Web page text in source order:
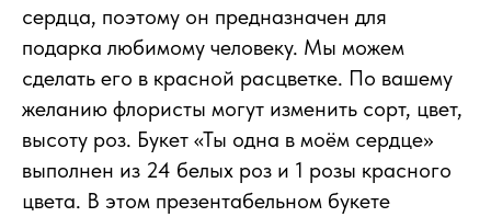
сердца, поэтому он предназначен для
подарка любимому человеку. Мы можем
сделать его в красной расцветке. По вашему
желанию флористы могут изменить сорт, цвет,
высоту роз. Букет «Ты одна в моём сердце»
выполнен из 24 белых роз и 1 розы красного
цвета. В этом презентабельном букете